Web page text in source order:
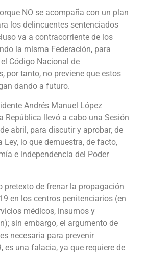
NO se acompaña con un plan
los delincuentes sentenciados
va a contracorriente de los
la misma Federación, para
Código Nacional de
por tanto, no previene que estos
dando a futuro.
Andrés Manuel López
República llevó a cabo una Sesión
abril, para discutir y aprobar, de
lo que demuestra, de facto,
e independencia del Poder
pretexto de frenar la propagación
en los centros penitenciarios (en
médicos, insumos y
sin embargo, el argumento de
necesaria para prevenir
es una falacia, ya que requiere de